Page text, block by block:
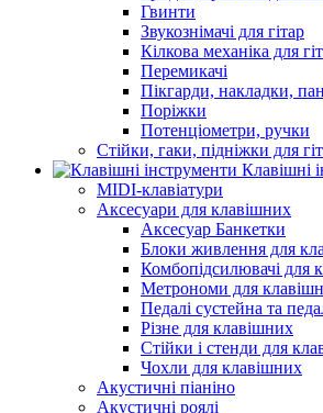
Гвинти
Звукознімачі для гітар
Кілкова механіка для
Перемикачі
Пікгарди, накладки,
Поріжки
Потенціометри, ручки
Стійки, гаки, підніжки для
Клавішні
MIDI-клавіатури
Аксесуари для клавішних
Аксесуар Банкетки
Блоки живлення для
Комбопідсилювачі для
Метрономи для
Педалі сустейна та
Різне для клавішних
Стійки і стенди для
Чохли для клавішних
Акустичні піаніно
Акустичні роялі